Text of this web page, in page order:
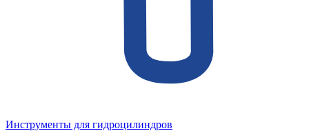
Инструменты для гидроцилиндров